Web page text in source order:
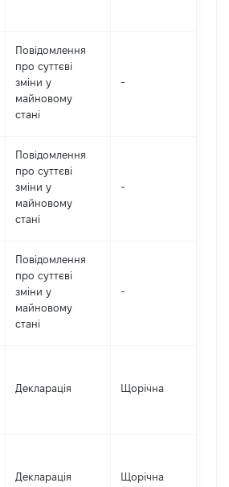
Повідомлення
про суттєві
зміни y
майновому
стані
-
Повідомлення
про суттєві
зміни y
майновому
стані
-
Повідомлення
про суттєві
зміни y
майновому
стані
-
Декларація Щорічна
Декларація Щорічна